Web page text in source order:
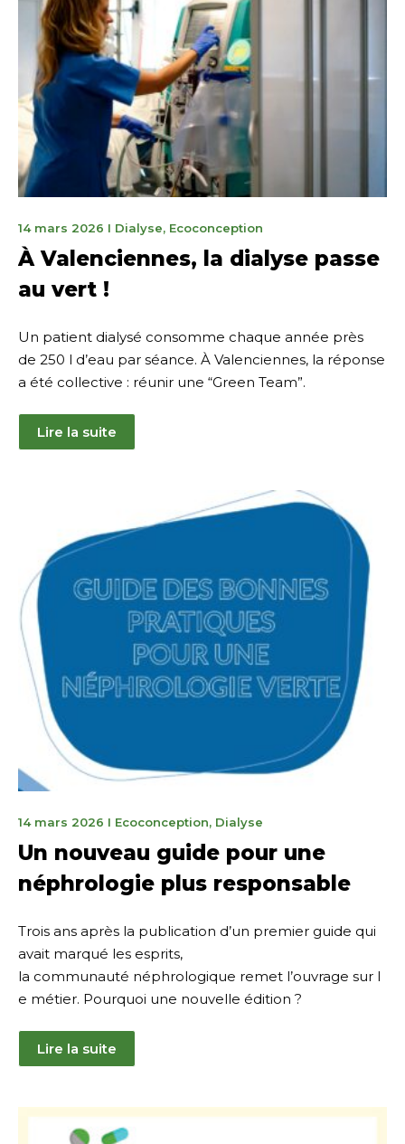
14 mars 2026 14
mars
2026
I Dialyse, Ecoconception
À Valenciennes, la dialyse passe
au vert !
Un patient dialysé consomme chaque année près
de 250 l d’eau par séance. À Valenciennes, la réponse
a été collective : réunir une “Green Team”.
Lire la suite
14 mars 2026 7
2026
I Ecoconception, Dialyse
Un nouveau guide pour une
néphrologie plus responsable
Trois ans après la publication d’un premier guide qui
avait marqué les esprits,
la communauté néphrologique remet l’ouvrage sur l
e métier. Pourquoi une nouvelle édition ?
Lire la suite